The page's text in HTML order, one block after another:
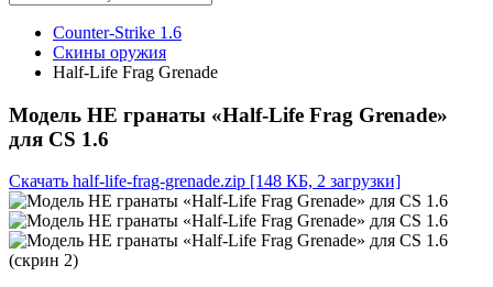
Counter-Strike 1.6
Скины оружия
Half-Life Frag Grenade
Модель HE гранаты «Half-Life Frag Grenade»
для CS 1.6
Скачать half-life-frag-grenade.zip [148 КБ, 2 загрузки]